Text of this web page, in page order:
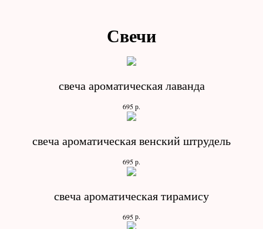
Свечи
свеча ароматическая лаванда
695р.
свеча ароматическая венский штрудель
695р.
свеча ароматическая тирамису
695р.